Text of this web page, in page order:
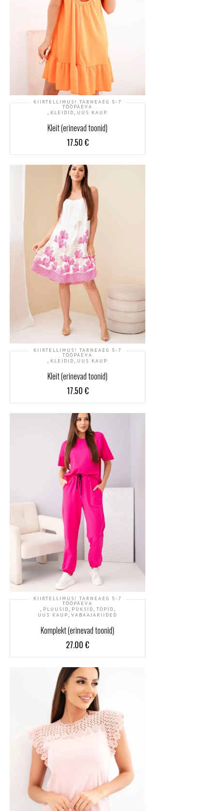
KIIRTELLIMUS! TARNEAEG 5-7
TÖÖPÄEVA
, KLEIDID, UUS KAUP
Kleit (erinevad toonid)
17.50 €
KIIRTELLIMUS! TARNEAEG 5-7
TÖÖPÄEVA
, KLEIDID, UUS KAUP
Kleit (erinevad toonid)
17.50 €
KIIRTELLIMUS! TARNEAEG 5-7
TÖÖPÄEVA
, PLUUSID, PÜKSID, TOPID,
UUS KAUP, VABAAJARIIDED
Komplekt (erinevad toonid)
27.00 €